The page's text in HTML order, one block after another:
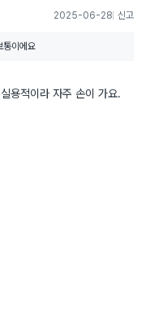
2025-06-28 신고
통이에요
용적이라 자주 손이 가요.